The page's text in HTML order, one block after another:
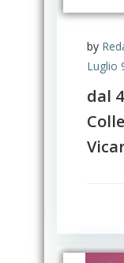
by
Luglio
dal